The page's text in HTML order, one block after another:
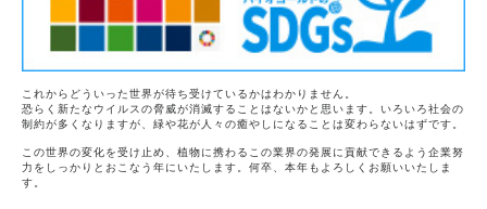
これからどういった世界が待ち受けているかはわかりません。
恐らく新たなウイルスの脅威が消滅することはないかと思います。いろいろ社会の
制約が多くなりますが、緑や花が人々の癒やしになることは変わらないはずです。
この世界の変化を受け止め、植物に携わるこの業界の発展に貢献できるよう企業努
力をしっかりとおこなう年にいたします。何卒、本年もよろしくお願いいたしま
す。